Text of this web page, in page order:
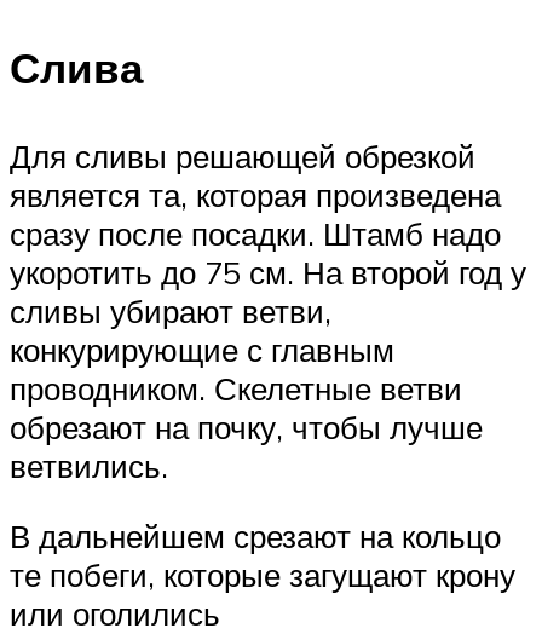
Слива
Для сливы решающей обрезкой
является та, которая произведена
сразу после посадки. Штамб надо
укоротить до 75 см. На второй год у
сливы убирают ветви,
конкурирующие с главным
проводником. Скелетные ветви
обрезают на почку, чтобы лучше
ветвились.
В дальнейшем срезают на кольцо
те побеги, которые загущают крону
или оголились